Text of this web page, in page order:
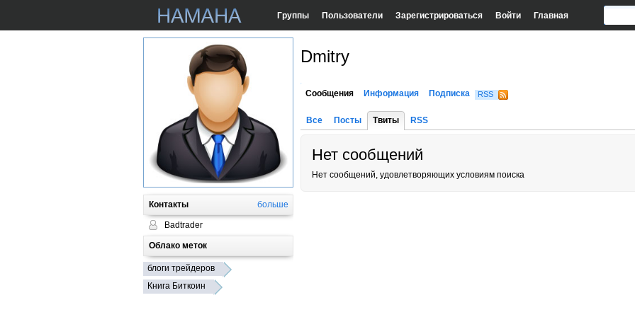
Группы Пользователи Зарегистрироваться Войти Главная
Контакты больше
Badtrader
Облако меток
блоги трейдеров
Книга Биткоин
Dmitry
Сообщения Информация Подписка RSS
Все Посты Твиты RSS
Нет сообщений
Нет сообщений, удовлетворяющих условиям поиска